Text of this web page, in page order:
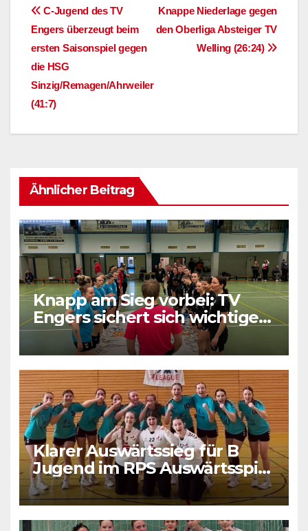
Beitragsnavigation
Knappe Niederlage gegen
den Oberliga Absteiger TV
Welling (26:24)
C-Jugend des TV
Engers überzeugt beim
ersten Saisonspiel gegen
die HSG
Sinzig/Remagen/Ahrweiler
(41:7)
Ähnlicher Beitrag
Knapp am Sieg vorbei: TV
Engers sichert sich wichtigen
Punkt
Klarer Auswärtssieg für B
Jugend im RPS Auswärtsspiel
in Luxenburg